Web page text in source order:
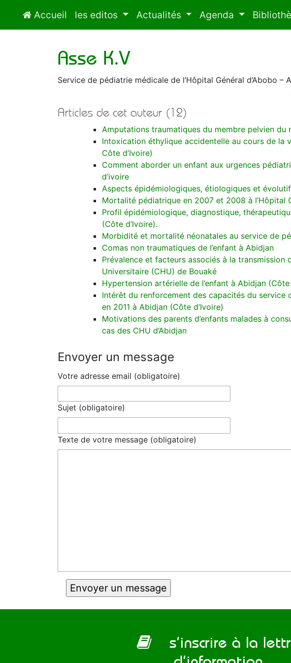
Accueil les editos Actualités Agenda
Auteur de la RAMUR
Asse K.V
Service de pédiatrie médicale de l’Hôpital Général d’Abobo –
Articles de cet auteur (12)
Amputations traumatiques du membre pelvien
Intoxication éthylique accidentelle au cours de la
Côte d’Ivoire)
Comment aborder un enfant aux urgences
d’ivoire
Aspects épidémiologiques, étiologiques et
Mortalité pédiatrique en 2007 et 2008 à l’Hôpital
Profil épidémiologique, diagnostique,
(Côte d’Ivoire).
Morbidité et mortalité néonatales au service de
Comas non traumatiques de l’enfant à Abidjan
Prévalence et facteurs associés à la
Universitaire (CHU) de Bouaké
Hypertension artérielle de l’enfant à Abidjan
Intérêt du renforcement des capacités du service
en 2011 à Abidjan (Côte d’Ivoire)
Motivations des parents d’enfants malades à
cas des CHU d’Abidjan
Envoyer un message
Votre adresse email (obligatoire)
Sujet (obligatoire)
Texte de votre message (obligatoire)
s’inscrire à la